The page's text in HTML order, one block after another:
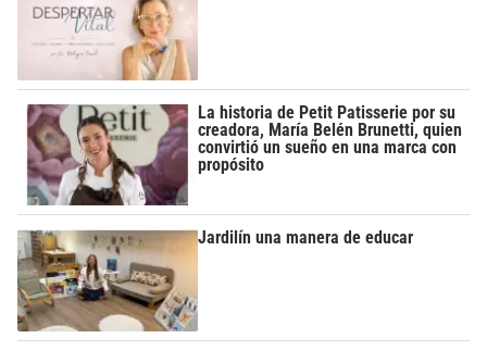
La historia de Petit Patisserie por su
creadora, María Belén Brunetti, quien
convirtió un sueño en una marca con
propósito
Jardilín una manera de educar